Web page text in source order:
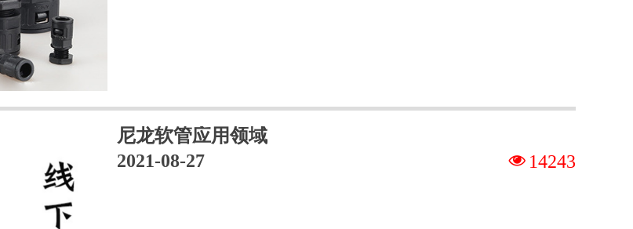
尼龙软管应用领域
넶 14243
2021-08-27